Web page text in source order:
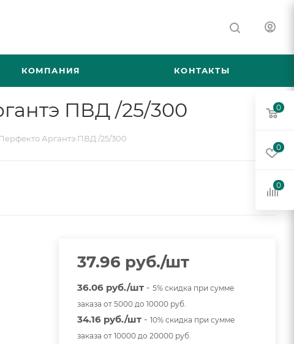
КОМПАНИЯ КОНТАКТЫ
ПВД /25/300
Аргантэ ПВД /25/300
37.96 руб./шт
36.06 руб./шт- 5% скидка при сумме
заказа от 5000 до 10000 руб.
34.16 руб./шт- 10% скидка при сумме
заказа от 10000 до 20000 руб.
0
0
0